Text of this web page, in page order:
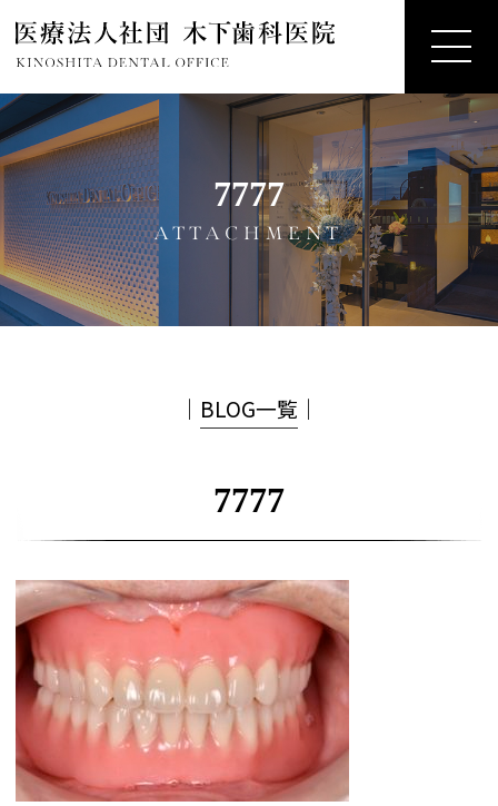
7777
ATTACHMENT
│ BLOG一覧 │
7777